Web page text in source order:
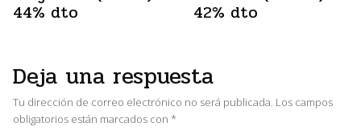
44% dto 42% dto
Deja una respuesta
Tu dirección de correo electrónico no será publicada. Los campos
obligatorios están marcados con *